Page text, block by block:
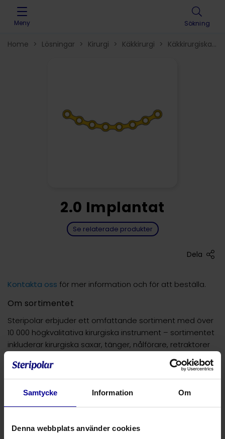
Samtycke Information Om
Denna webbplats använder cookies
Skip to content
Meny Sökning
Home > Lösningar > Kirurgi > Käkkirurgi > Käkkirurgiska
Kontakta oss för mer information och för att beställa.
Om sortimentet
Steripolar erbjuder ett omfattande sortiment med över
10 000 högkvalitativa kirurgiska instrument – sortimentet
inkluderar kirurgiska saxar, tänger, nålförare, retraktorer
och andra väsentliga kirurgiska instrument samt
specialinstrument. Våra instrument har 10 års garanti.
Har utvecklats både mekaniskt och produkttekniskt
Hög, permanent kvalitet och konsekventa designer
2.0 Implantat
Se relaterade produkter
Dela